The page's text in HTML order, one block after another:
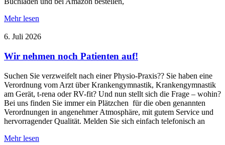
Mehr lesen
6. Juli 2026
Wir nehmen noch Patienten auf!
Suchen Sie verzweifelt nach einer Physio-Praxis?? Sie haben eine
Verordnung vom Arzt über Krankengymnastik, Krankengymnastik
am Gerät, t-rena oder RV-fit? Und nun stellt sich die Frage – wohin?
Bei uns finden Sie immer ein Plätzchen für die oben genannten
Verordnungen in angenehmer Atmosphäre, mit gutem Service und
hervorragender Qualität. Melden Sie sich einfach telefonisch an
Mehr lesen